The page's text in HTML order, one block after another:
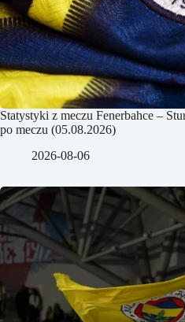
Statystyki z meczu Fenerbahce –
po meczu (05.08.2026)
2026-08-06